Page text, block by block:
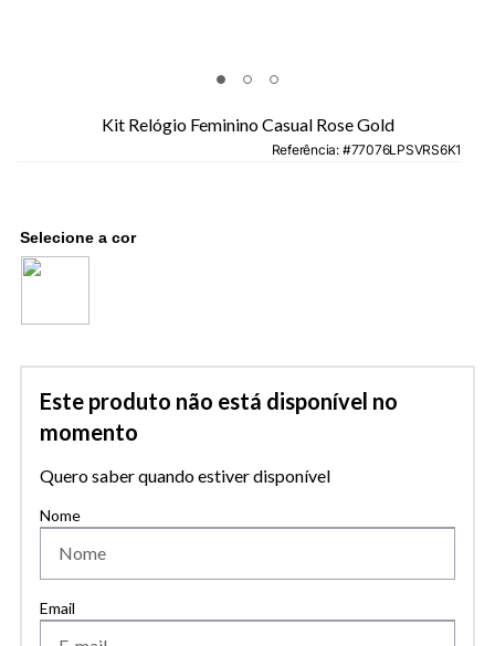
Kit Relógio Feminino Casual Rose Gold
Referência: 77076LPSVRS6K1
Este produto não está disponível no
momento
Quero saber quando estiver disponível